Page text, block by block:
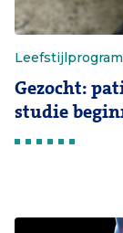
Gezocht:
studie